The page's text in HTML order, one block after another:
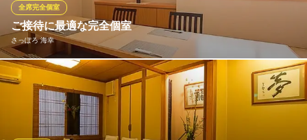
十方夷第 都ビル店
完全個室×鴨料理
札幌市営地下鉄南北線すすきの駅1番出口 徒歩1分
北海道札幌市中央区南3条西3 都ビル4F
ご接待に最適な完全個室
さっぽろ 海幸
全席完全個室
当店は完全個室のみ！大小4部屋の完全個室を完備。 2名様から最
大13名様まで、掘りごたつ式の完全個室で、ごゆったりお食事を
お愉しみください。